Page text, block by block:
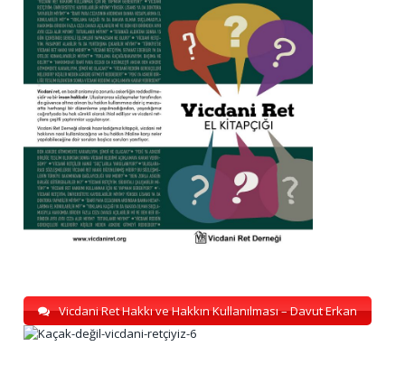
Vicdani Ret Hakkı ve Hakkın Kullanılması – Davut Erkan